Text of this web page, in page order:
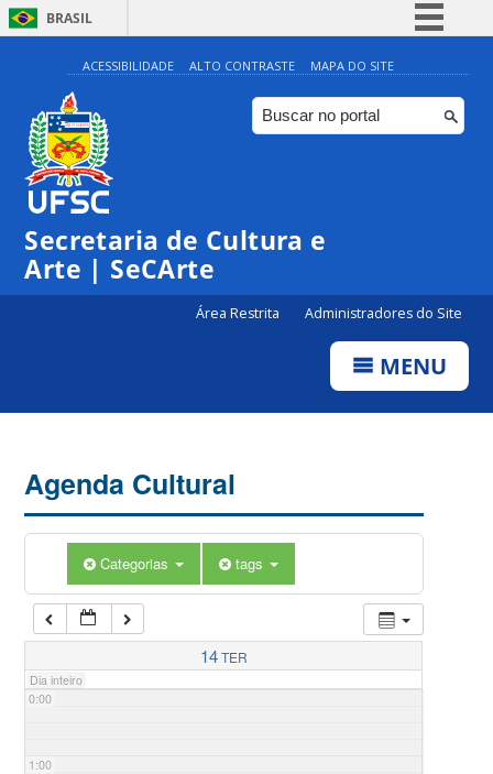
BRASIL
Simplifique!
Comunica BR
Participe
ACESSIBILIDADE ALTO CONTRASTE MAPA DO SITE
Secretaria de Cultura e
Arte | SeCArte
Área Restrita Administradores do Site
MENU
Agenda Cultural
Categorias tags
14TER
Dia inteiro
0:00
1:00